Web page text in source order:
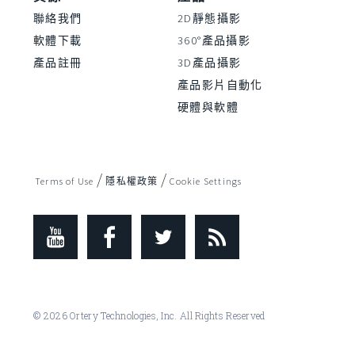
聯絡我們
軟體下載
產品註冊
2D靜態攝影
360°產品攝影
3D產品攝影
產品影片自動化
硬體與軟體
Terms of Use / 隱私權政策 / Cookie Settings
© 2026 Ortery Technologies, Inc. All Rights Reserved